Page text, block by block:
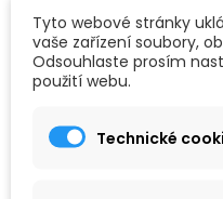
Tyto webové stránky
vaše zařízení soubory,
Odsouhlaste prosím
použití webu.
Technické